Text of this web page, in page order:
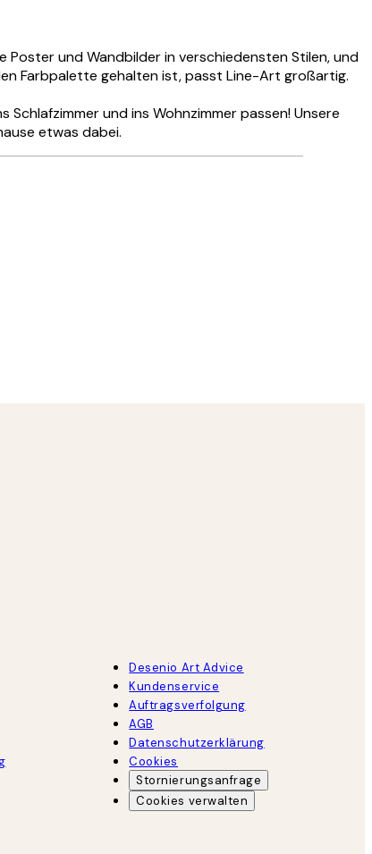
und Wandbilder in verschiedensten Stilen, und
Farbpalette gehalten ist, passt Line-Art großartig.
und ins Wohnzimmer passen! Unsere
etwas dabei.
Desenio Art Advice
Kundenservice
Auftragsverfolgung
AGB
Datenschutzerklärung
Cookies
Stornierungsanfrage
Cookies verwalten